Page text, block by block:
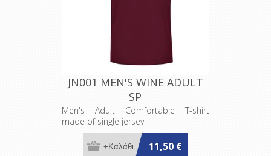
JN001 MEN'S WINE ADULT
SP
Men's Adult Comfortable T-shirt
made of single jersey
11,50 €